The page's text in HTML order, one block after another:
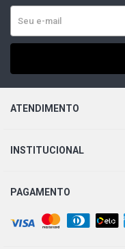
ATENDIMENTO
INSTITUCIONAL
PAGAMENTO